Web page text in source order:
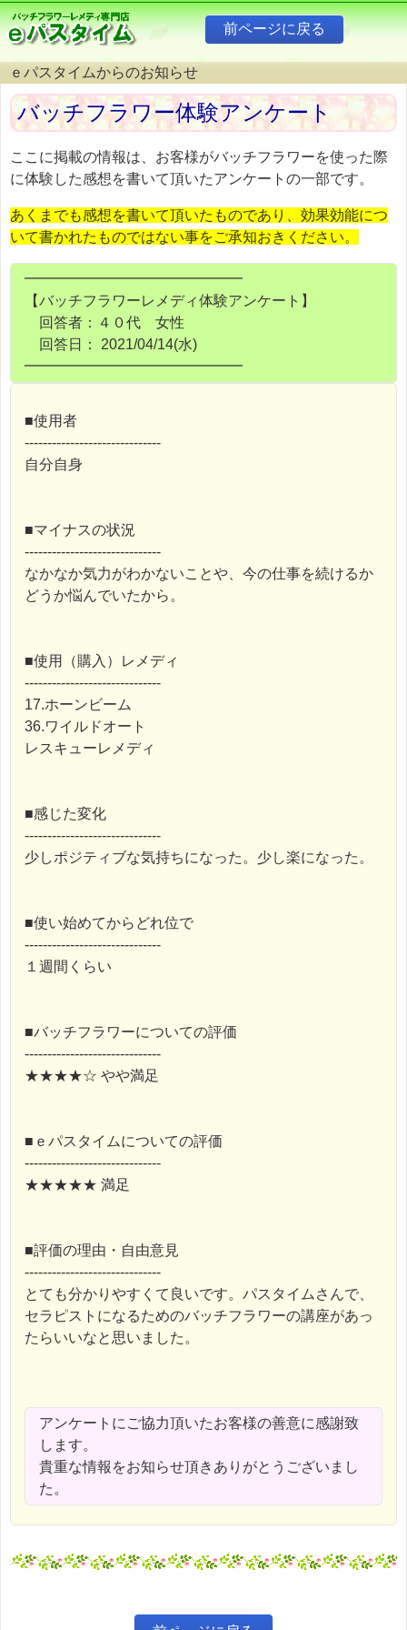
ｅパスタイムからのお知らせ
バッチフラワー体験アンケート
ここに掲載の情報は、お客様がバッチフラワーを使った際
に体験した感想を書いて頂いたアンケートの一部です。
あくまでも感想を書いて頂いたものであり、効果効能につ
いて書かれたものではない事をご承知おきください。
━━━━━━━━━━━━━━━
【バッチフラワーレメディ体験アンケート】
回答者：４０代 女性
回答日： 2021/04/14(水)
━━━━━━━━━━━━━━━
■使用者
------------------------------
自分自身
■マイナスの状況
------------------------------
なかなか気力がわかないことや、今の仕事を続けるか
どうか悩んでいたから。
■使用（購入）レメディ
------------------------------
17.ホーンビーム
36.ワイルドオート
レスキューレメディ
■感じた変化
------------------------------
少しポジティブな気持ちになった。少し楽になった。
■使い始めてからどれ位で
------------------------------
１週間くらい
■バッチフラワーについての評価
------------------------------
★★★★☆ やや満足
■ｅパスタイムについての評価
------------------------------
★★★★★ 満足
■評価の理由・自由意見
------------------------------
とても分かりやすくて良いです。パスタイムさんで、
セラピストになるためのバッチフラワーの講座があっ
たらいいなと思いました。
アンケートにご協力頂いたお客様の善意に感謝致
します。
貴重な情報をお知らせ頂きありがとうございまし
た。